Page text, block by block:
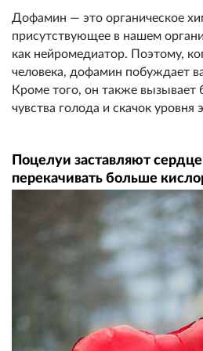
Дофамин — это органическое
присутствующее в нашем
как нейромедиатор. Поэтому,
человека, дофамин побуждает
Кроме того, он также вызывает
чувства голода и скачок уровня
Поцелуи заставляют
перекачивать больше